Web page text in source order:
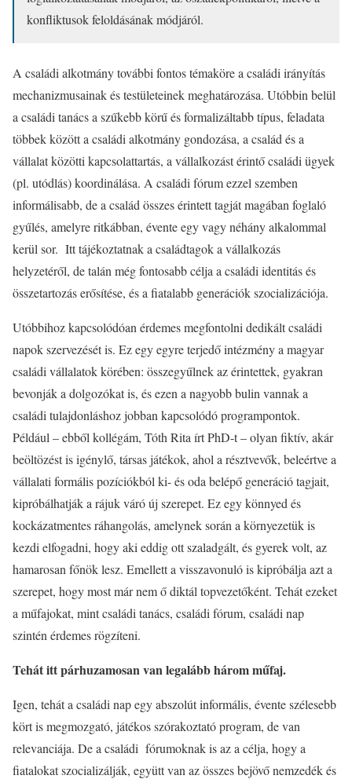
konfliktusok feloldásának módjáról.
A családi alkotmány további fontos témaköre a családi irányítás
mechanizmusainak és testületeinek meghatározása. Utóbbin belül
a családi tanács a szűkebb körű és formalizáltabb típus, feladata
többek között a családi alkotmány gondozása, a család és a
vállalat közötti kapcsolattartás, a vállalkozást érintő családi ügyek
(pl. utódlás) koordinálása. A családi fórum ezzel szemben
informálisabb, de a család összes érintett tagját magában foglaló
gyűlés, amelyre ritkábban, évente egy vagy néhány alkalommal
kerül sor. Itt tájékoztatnak a családtagok a vállalkozás
helyzetéről, de talán még fontosabb célja a családi identitás és
összetartozás erősítése, és a fiatalabb generációk szocializációja.
Utóbbihoz kapcsolódóan érdemes megfontolni dedikált családi
napok szervezését is. Ez egy egyre terjedő intézmény a magyar
családi vállalatok körében: összegyűlnek az érintettek, gyakran
bevonják a dolgozókat is, és ezen a nagyobb bulin vannak a
családi tulajdonláshoz jobban kapcsolódó programpontok.
Például – ebből kollégám, Tóth Rita írt PhD-t – olyan fiktív, akár
beöltözést is igénylő, társas játékok, ahol a résztvevők, beleértve a
vállalati formális pozíciókból ki- és oda belépő generáció tagjait,
kipróbálhatják a rájuk váró új szerepet. Ez egy könnyed és
kockázatmentes ráhangolás, amelynek során a környezetük is
kezdi elfogadni, hogy aki eddig ott szaladgált, és gyerek volt, az
hamarosan főnök lesz. Emellett a visszavonuló is kipróbálja azt a
szerepet, hogy most már nem ő diktál topvezetőként. Tehát ezeket
a műfajokat, mint családi tanács, családi fórum, családi nap
szintén érdemes rögzíteni.
Tehát itt párhuzamosan van legalább három műfaj.
Igen, tehát a családi nap egy abszolút informális, évente szélesebb
kört is megmozgató, játékos szórakoztató program, de van
relevanciája. De a családi fórumoknak is az a célja, hogy a
fiatalokat szocializálják, együtt van az összes bejövő nemzedék és